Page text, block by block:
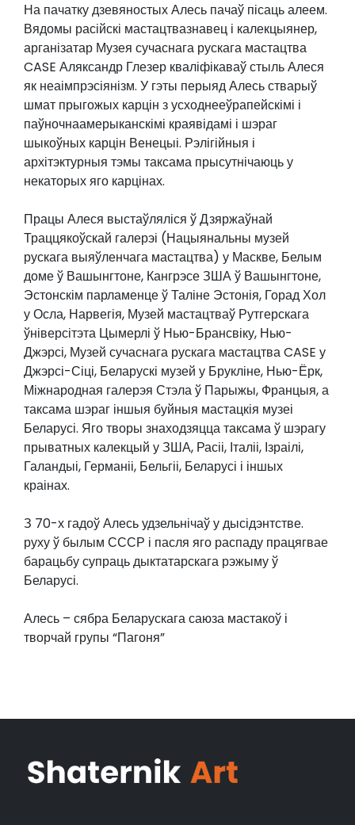
На пачатку дзевяностых Алесь пачаў пісаць алеем.
Вядомы расійскі мастацтвазнавец і калекцыянер,
арганізатар Музея сучаснага рускага мастацтва
CASE Аляксандр Глезер кваліфікаваў стыль Алеся
як неаімпрэсіянізм. У гэты перыяд Алесь стварыў
шмат прыгожых карцін з усходнееўрапейскімі і
паўночнаамерыканскімі краявідамі і шэраг
шыкоўных карцін Венецыі. Рэлігійныя і
архітэктурныя тэмы таксама прысутнічаюць у
некаторых яго карцінах.
Працы Алеся выстаўляліся ў Дзяржаўнай
Траццякоўскай галерэі (Нацыянальны музей
рускага выяўленчага мастацтва) у Маскве, Белым
доме ў Вашынгтоне, Кангрэсе ЗША ў Вашынгтоне,
Эстонскім парламенце ў Таліне Эстонія, Горад Хол
у Осла, Нарвегія, Музей мастацтваў Рутгерскага
ўніверсітэта Цымерлі ў Нью-Брансвіку, Нью-
Джэрсі, Музей сучаснага рускага мастацтва CASE у
Джэрсі-Сіці, Беларускі музей у Брукліне, Нью-Ёрк,
Міжнародная галерэя Стэла ў Парыжы, Францыя, а
таксама шэраг іншыя буйныя мастацкія музеі
Беларусі. Яго творы знаходзяцца таксама ў шэрагу
прыватных калекцый у ЗША, Расіі, Італіі, Ізраілі,
Галандыі, Германіі, Бельгіі, Беларусі і іншых
краінах.
З 70-х гадоў Алесь удзельнічаў у дысідэнтстве.
руху ў былым СССР і пасля яго распаду працягвае
барацьбу супраць дыктатарскага рэжыму ў
Беларусі.
Алесь – сябра Беларускага саюза мастакоў і
творчай групы “Пагоня”